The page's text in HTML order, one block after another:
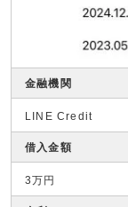
金融機関
LINE Credit
借入金額
3万円